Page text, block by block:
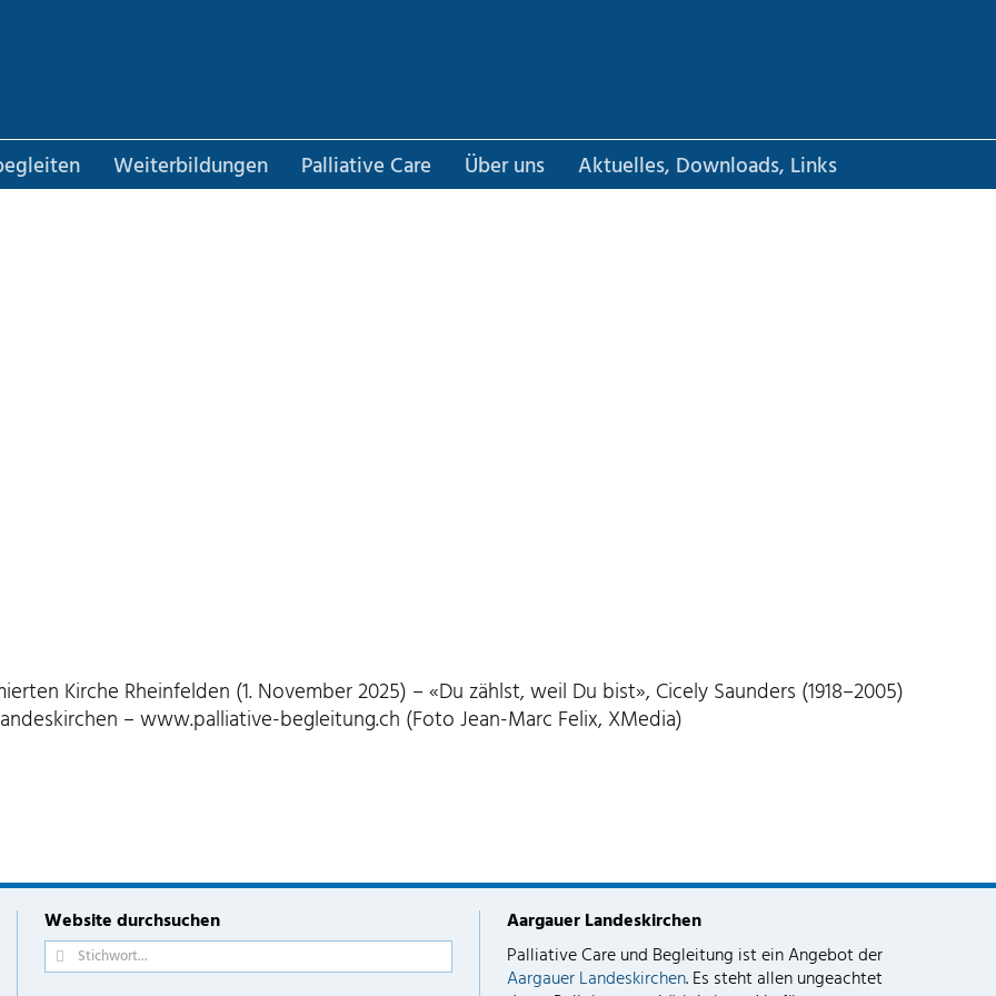
Weiterbildungen Palliative Care Über uns Aktuelles, Downloads, Links
Kirche Rheinfelden (1. November 2025) – «Du zählst, weil Du bist», Cicely Saunders (1918–2005)
– www.palliative-begleitung.ch (Foto Jean-Marc Felix, XMedia)
Website durchsuchen
Suche
nach:
Aargauer Landeskirchen
Palliative Care und Begleitung ist ein Angebot der
Aargauer Landeskirchen. Es steht allen ungeachtet